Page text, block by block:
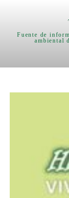
Fuente de
ambiental